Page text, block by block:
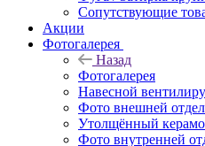
Сопутствующие
Акции
Фотогалерея
Назад
Фотогалерея
Навесной
Фото внешней
Утолщённый
Фото внутренней